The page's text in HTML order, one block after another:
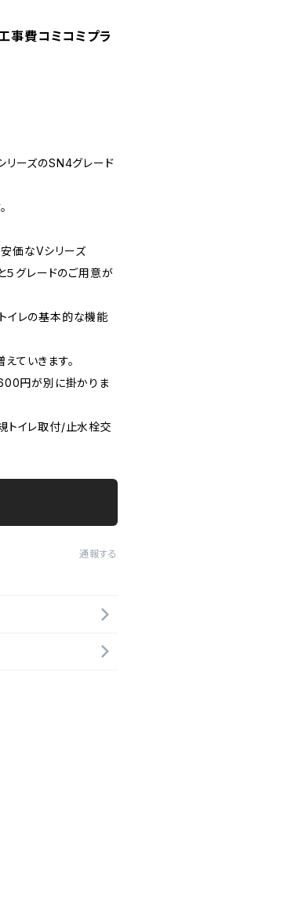
費コミコミプラ
リーズのSN4グレード
価なVシリーズ
と５グレードのご用意が
イレの基本的な機能
ていきます。
円が別に掛かりま
トイレ取付/止水栓交
通報する